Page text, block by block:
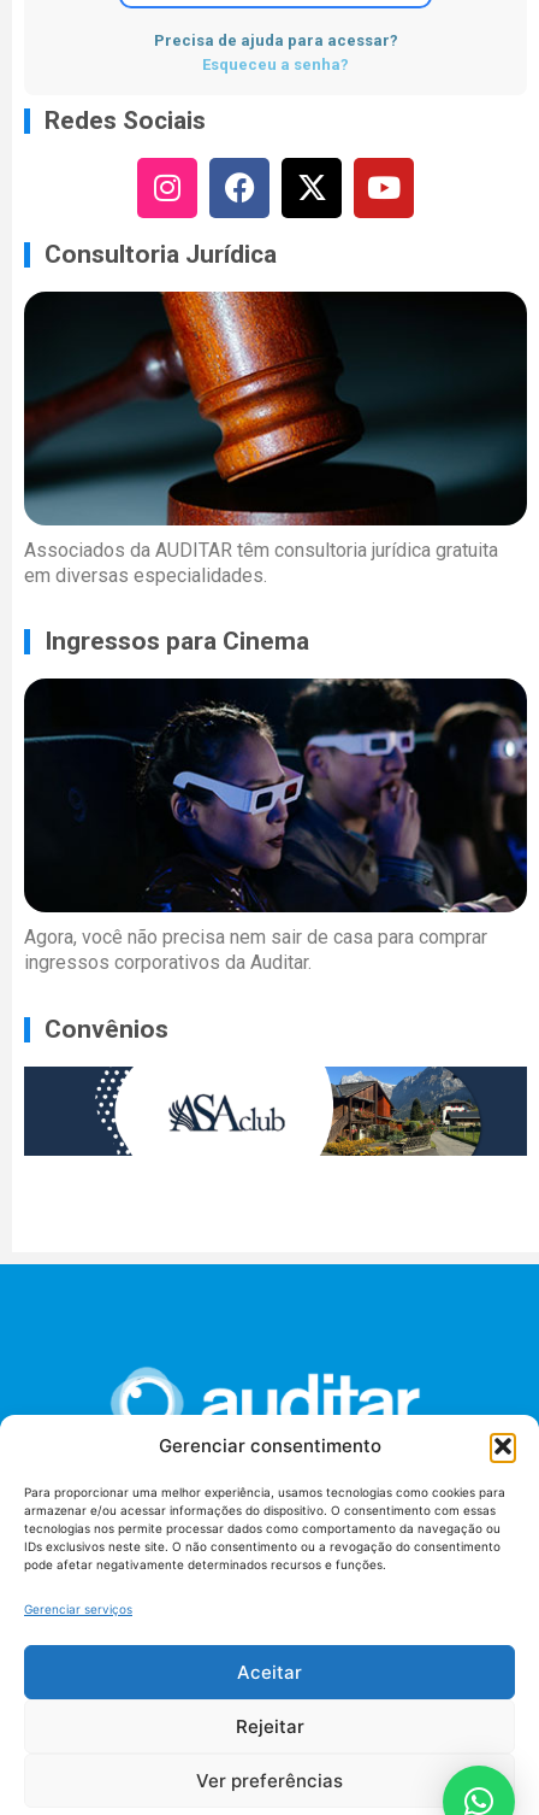
Gerenciar consentimento
Para proporcionar uma melhor experiência, usamos tecnologias como cookies para
armazenar e/ou acessar informações do dispositivo. O consentimento com essas
tecnologias nos permite processar dados como comportamento da navegação ou
IDs exclusivos neste site. O não consentimento ou a revogação do consentimento
pode afetar negativamente determinados recursos e funções.
Gerenciar serviços
Aceitar
Rejeitar
Ver preferências
Precisa de ajuda para acessar?
Esqueceu a senha?
Redes Sociais
Consultoria Jurídica
Associados da AUDITAR têm consultoria jurídica gratuita
em diversas especialidades.
Ingressos para Cinema
Agora, você não precisa nem sair de casa para comprar
ingressos corporativos da Auditar.
Convênios
União dos Auditores Federais de Controle Externo -
AUDITAR
Setor de Administração Federal Sul (SAF/Sul), Qd. 04, Lt. 01
Tribunal de Contas da União (TCU), Subsolo, Sala S04
Telefone: (61)3527-7292
Termos de uso